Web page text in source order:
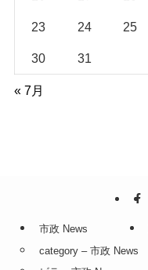
23 24 25
30 31
« 7月
市政 News
category – 市政 News